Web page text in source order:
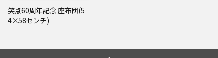
笑点60周年記念 座布団(5
4×58センチ)